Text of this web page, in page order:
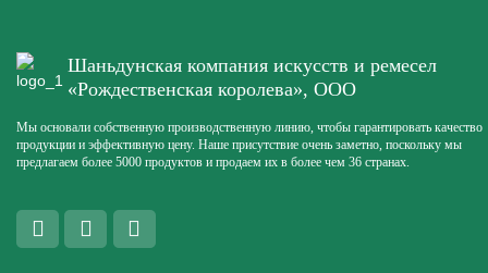
Шаньдунская компания искусств и ремесел
«Рождественская королева», ООО
Мы основали собственную производственную линию, чтобы гарантировать качество
продукции и эффективную цену. Наше присутствие очень заметно, поскольку мы
предлагаем более 5000 продуктов и продаем их в более чем 36 странах.